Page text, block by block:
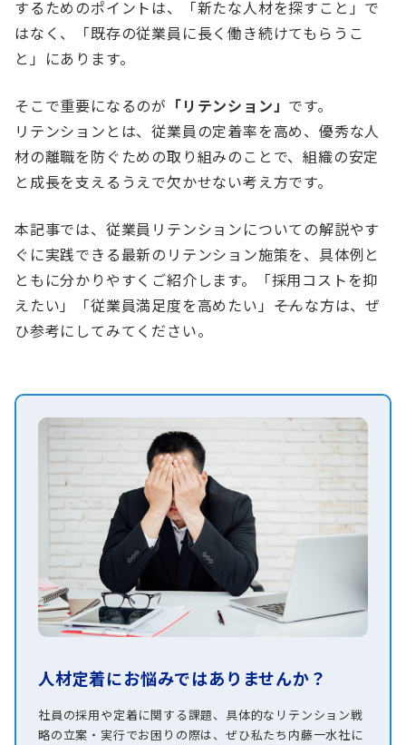
するためのポイントは、「新たな人材を探すこと」で
はなく、「既存の従業員に長く働き続けてもらうこ
と」にあります。
そこで重要になるのが 「リテンション」 です。
リテンションとは、従業員の定着率を高め、優秀な人
材の離職を防ぐための取り組みのことで、組織の安定
と成長を支えるうえで欠かせない考え方です。
本記事では、従業員リテンションについての解説やす
ぐに実践できる最新のリテンション施策を、具体例と
ともに分かりやすくご紹介します。「採用コストを抑
えたい」「従業員満足度を高めたい」――そんな方は、ぜ
ひ参考にしてみてください。
人材定着にお悩みではありませんか？
社員の採用や定着に関する課題、具体的なリテンション戦
略の立案・実行でお困りの際は、ぜひ私たち内藤一水社に